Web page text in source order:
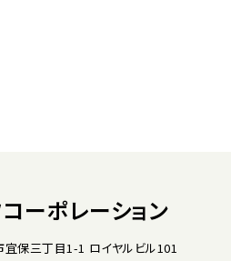
ーポレーション
保三丁目1-1 ロイヤルビル101